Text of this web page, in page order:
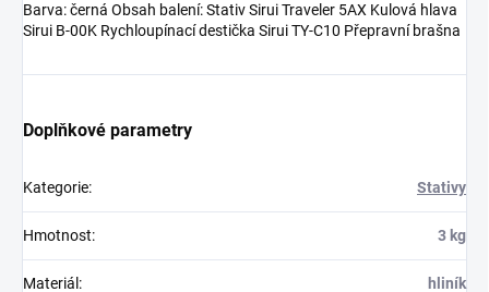
Barva: černá Obsah balení: Stativ Sirui Traveler 5AX Kulová hlava
Sirui B-00K Rychloupínací destička Sirui TY-C10 Přepravní brašna
Doplňkové parametry
Kategorie: Stativy
Hmotnost: 3 kg
Materiál : hliník